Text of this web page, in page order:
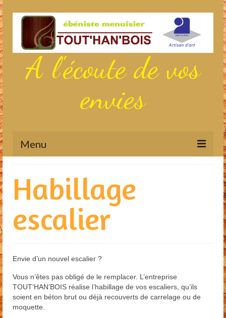
A l'écoute de vos
envies
Menu
Aménagements sur mesure
Meubles
Habillage escalier
Menuiserie extérieure
Contact
Habillage
escalier
Envie d’un nouvel escalier ?
Vous n’êtes pas obligé de le remplacer. L’entreprise
TOUT’HAN’BOIS réalise l’habillage de vos escaliers, qu’ils
soient en béton brut ou déjà recouverts de carrelage ou de
moquette.